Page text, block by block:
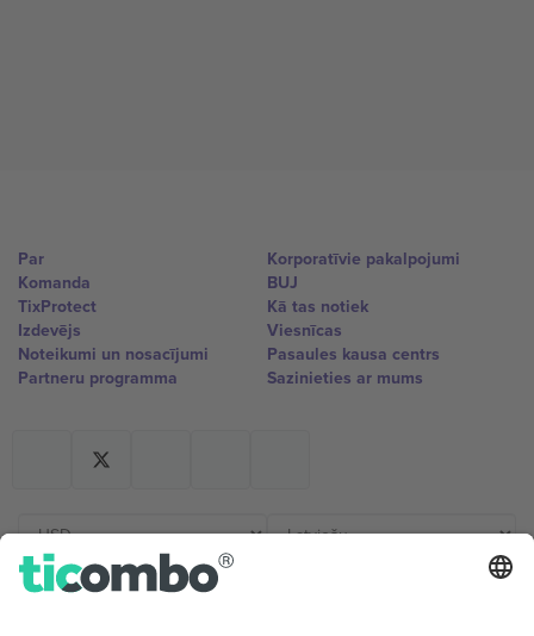
Par
Komanda
TixProtect
Izdevējs
Noteikumi un nosacījumi
Partneru programma
Korporatīvie pakalpojumi
BUJ
Kā tas notiek
Viesnīcas
Pasaules kausa centrs
Sazinieties ar mums